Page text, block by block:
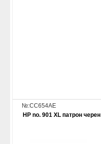
№:CC654AE
HP no. 901 XL патрон черен